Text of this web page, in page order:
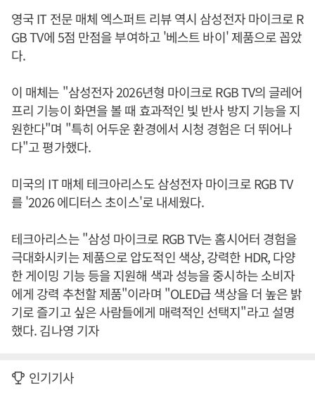
영국 IT 전문 매체 엑스퍼트 리뷰 역시 삼성전자 마이크로 R
GB TV에 5점 만점을 부여하고 '베스트 바이' 제품으로 꼽았
다.
이 매체는 "삼성전자 2026년형 마이크로 RGB TV의 글레어
프리 기능이 화면을 볼 때 효과적인 빛 반사 방지 기능을 지
원한다"며 "특히 어두운 환경에서 시청 경험은 더 뛰어나
다"고 평가했다.
미국의 IT 매체 테크아리스도 삼성전자 마이크로 RGB TV
를 '2026 에디터스 초이스'로 내세웠다.
테크아리스는 "삼성 마이크로 RGB TV는 홈시어터 경험을
극대화시키는 제품으로 압도적인 색상, 강력한 HDR, 다양
한 게이밍 기능 등을 지원해 색과 성능을 중시하는 소비자
에게 강력 추천할 제품"이라며 "OLED급 색상을 더 높은 밝
기로 즐기고 싶은 사람들에게 매력적인 선택지"라고 설명
했다. 김나영 기자
인기기사